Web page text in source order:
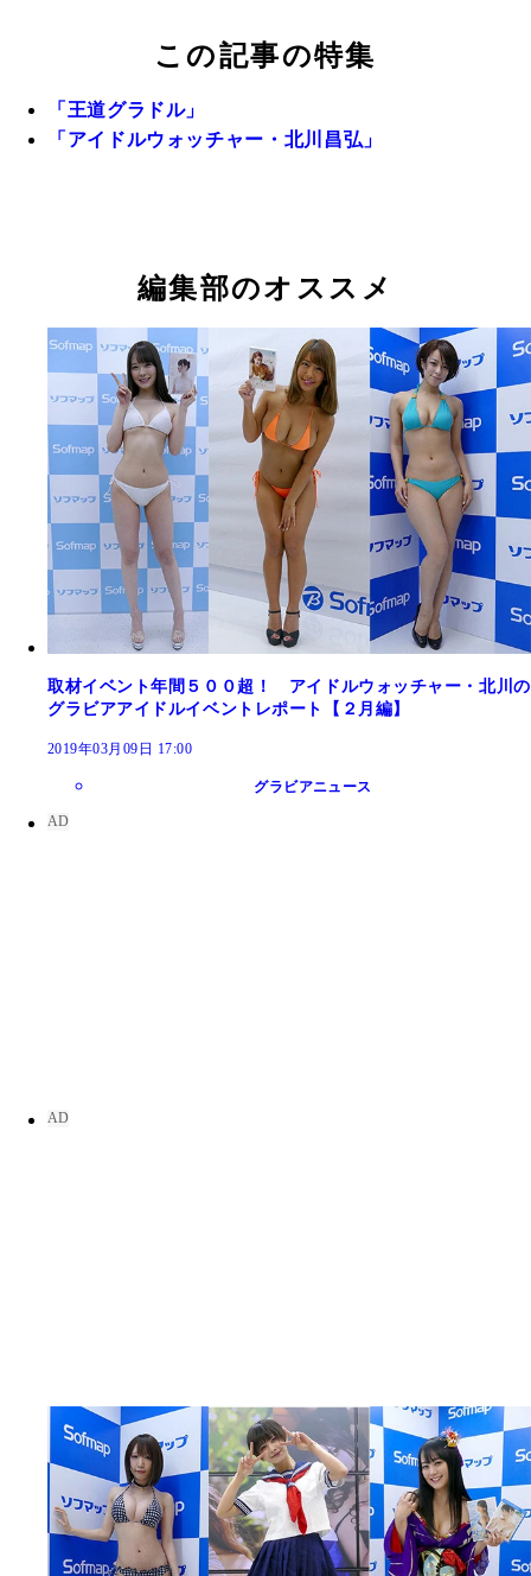
この記事の特集
「王道グラドル」
「アイドルウォッチャー・北川昌弘」
編集部のオススメ
取材イベント年間５００超！ アイドルウォッチャー・北川の
グラビアアイドルイベントレポート【２月編】
2019年03月09日 17:00
グラビアニュース